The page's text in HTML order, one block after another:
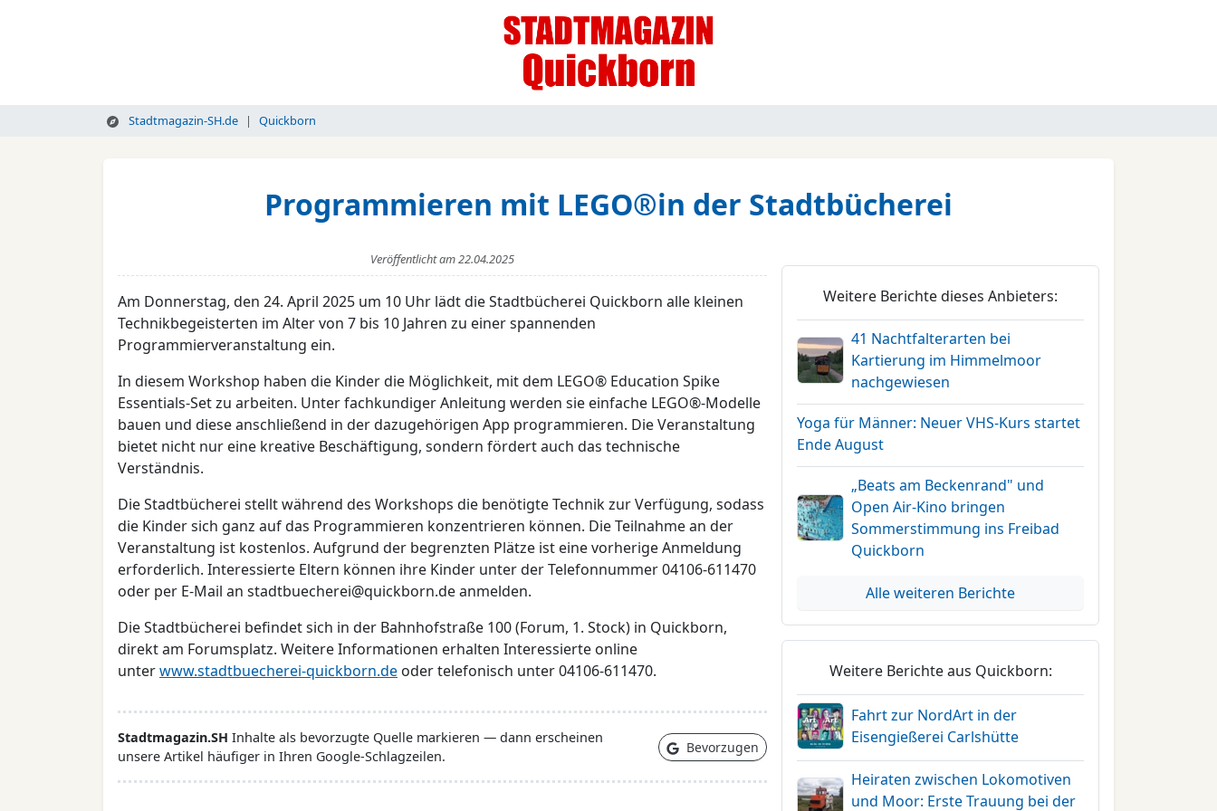
Stadtmagazin-SH.de Quickborn
Programmieren mit LEGO®in der Stadtbücherei
Veröffentlicht am22.04.2025
Am Donnerstag, den 24. April 2025 um 10 Uhr lädt die Stadtbücherei Quickborn alle kleinen
Technikbegeisterten im Alter von 7 bis 10 Jahren zu einer spannenden
Programmierveranstaltung ein.
In diesem Workshop haben die Kinder die Möglichkeit, mit dem LEGO® Education Spike
Essentials-Set zu arbeiten. Unter fachkundiger Anleitung werden sie einfache LEGO®-Modelle
bauen und diese anschließend in der dazugehörigen App programmieren. Die Veranstaltung
bietet nicht nur eine kreative Beschäftigung, sondern fördert auch das technische
Verständnis.
Die Stadtbücherei stellt während des Workshops die benötigte Technik zur Verfügung, sodass
die Kinder sich ganz auf das Programmieren konzentrieren können. Die Teilnahme an der
Veranstaltung ist kostenlos. Aufgrund der begrenzten Plätze ist eine vorherige Anmeldung
erforderlich. Interessierte Eltern können ihre Kinder unter der Telefonnummer 04106-611470
oder per E-Mail an stadtbuecherei@quickborn.de anmelden.
Die Stadtbücherei befindet sich in der Bahnhofstraße 100 (Forum, 1. Stock) in Quickborn,
direkt am Forumsplatz. Weitere Informationen erhalten Interessierte online
unterwww.stadtbuecherei-quickborn.de oder telefonisch unter 04106-611470.
Stadtmagazin.SH Inhalte als bevorzugte Quelle markieren — dann erscheinen
unsere Artikel häufiger in Ihren Google-Schlagzeilen.
Bevorzugen
Weitere Berichte dieses Anbieters:
41 Nachtfalterarten bei
Kartierung im Himmelmoor
nachgewiesen
Yoga für Männer: Neuer VHS-Kurs startet
Ende August
„Beats am Beckenrand" und
Open Air-Kino bringen
Sommerstimmung ins Freibad
Quickborn
Alle weiteren Berichte
Weitere Berichte aus Quickborn:
Fahrt zur NordArt in der
Eisengießerei Carlshütte
Heiraten zwischen Lokomotiven
und Moor: Erste Trauung bei der